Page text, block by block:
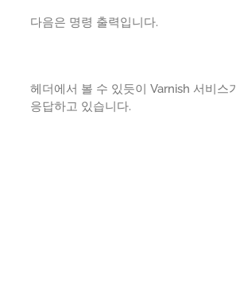
다음은 명령 출력입니다.
헤더에서 볼 수 있듯이 Varnish 서비스
응답하고 있습니다.